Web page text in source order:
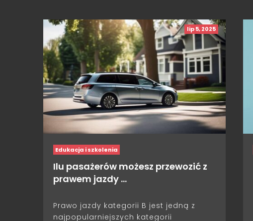
lip 5, 2025
Edukacja i szkolenia
Ilu pasażerów możesz przewozić z
prawem jazdy …
Prawo jazdy kategorii B jest jedną z
najpopularniejszych kategorii